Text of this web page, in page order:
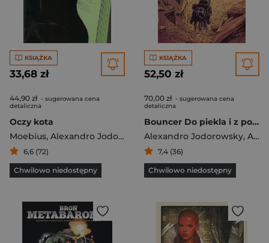
KSIĄŻKA
33,68 zł
44,90 zł - sugerowana cena
detaliczna
Oczy kota
Moebius, Alexandro Jodorowsky ,Alejandro Jodorowsky
6,6 (72)
Chwilowo niedostępny
KSIĄŻKA
52,50 zł
70,00 zł - sugerowana cena
detaliczna
Bouncer Do piekla i z powrotem
Alexandro Jodorowsky, Alejandro Jodorowsky
7,4 (36)
Chwilowo niedostępny